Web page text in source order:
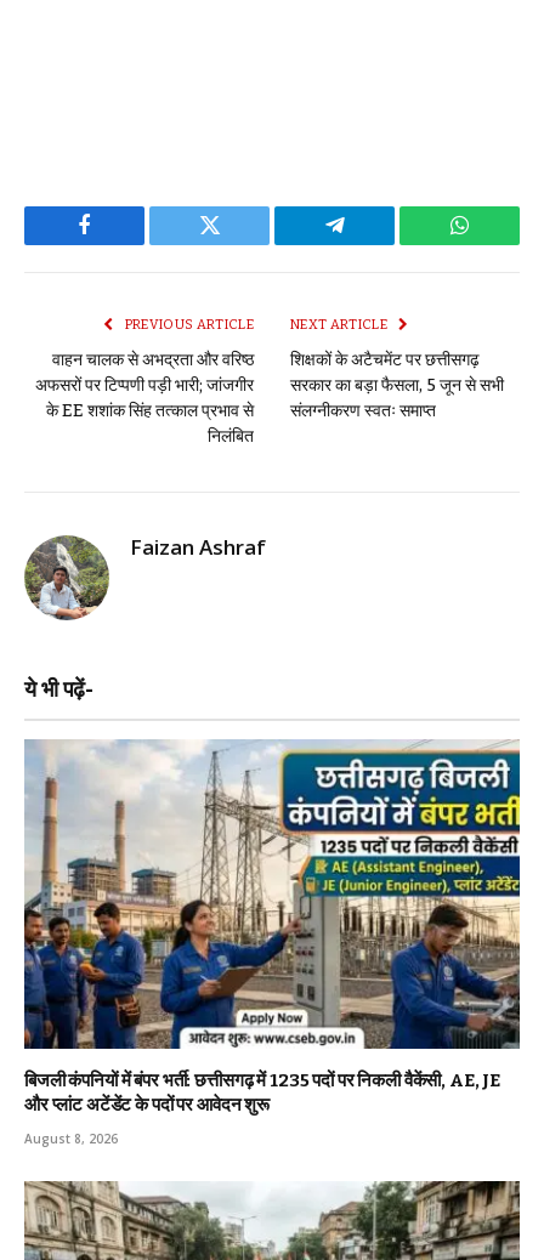
Facebook Twitter Telegram
PREVIOUS ARTICLE
वाहन चालक से अभद्रता और वरिष्ठ
अफसरों पर टिप्पणी पड़ी भारी; जांजगीर
के EE शशांक सिंह तत्काल प्रभाव से
निलंबित
NEXT ARTICLE
शिक्षकों के अटैचमेंट पर छत्तीसगढ़
सरकार का बड़ा फैसला, 5 जून से सभी
संलग्नीकरण स्वतः समाप्त
Faizan Ashraf
ये भी पढ़ें-
बिजली कंपनियों में बंपर भर्ती: छत्तीसगढ़ में 1235 पदों पर निकली वैकेंसी, AE, JE
और प्लांट अटेंडेंट के पदों पर आवेदन शुरू
August 8, 2026